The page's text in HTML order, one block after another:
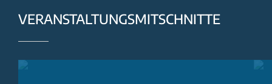
VERANSTALTUNGSMITSCHNITTE